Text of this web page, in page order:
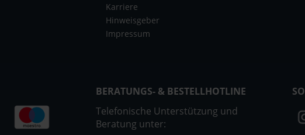
Karriere
Hinweisgeber
Impressum
BERATUNGS- & BESTELLHOTLINE
Telefonische Unterstützung und
Beratung unter: